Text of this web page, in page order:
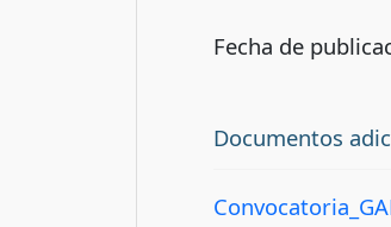
Fecha de
Documentos